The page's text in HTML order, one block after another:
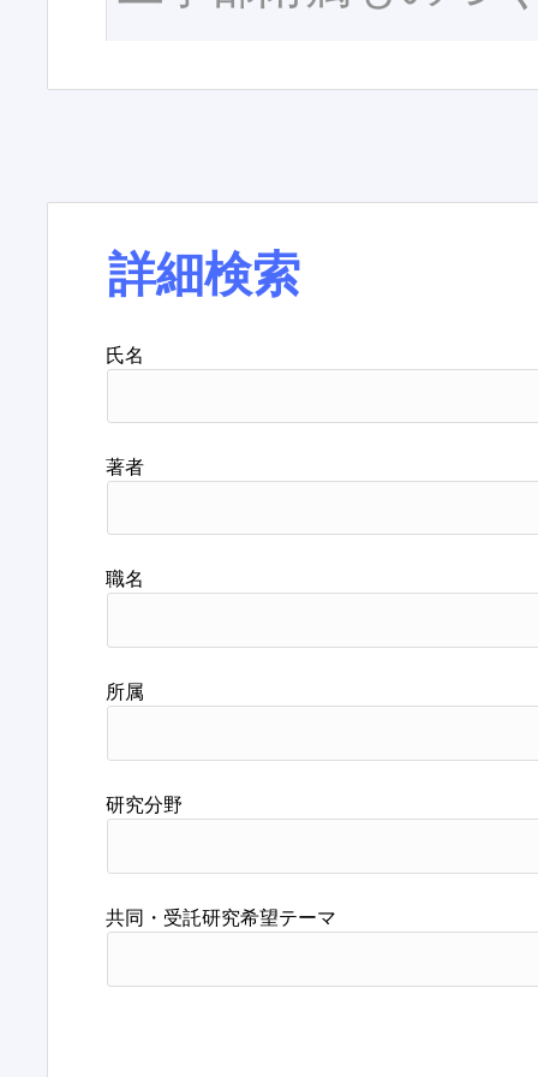
詳細検索
氏名
著者
職名
所属
研究分野
共同・受託研究希望テーマ